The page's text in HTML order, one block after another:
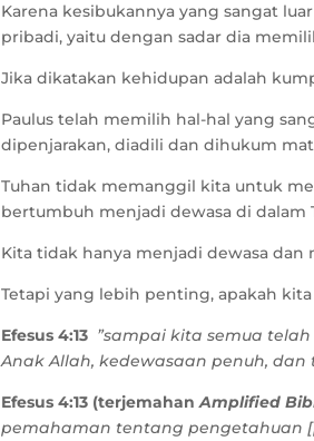
Karena kesibukannya yang sangat
pribadi, yaitu dengan sadar dia
Jika dikatakan kehidupan adalah
Paulus telah memilih hal-hal yang
dipenjarakan, diadili dan dihukum
Tuhan tidak memanggil kita untuk
bertumbuh menjadi dewasa di dalam
Kita tidak hanya menjadi dewasa dan
Tetapi yang lebih penting, apakah
Efesus 4:13 ”sampai kita semua
Anak Allah, kedewasaan penuh,
Efesus 4:13 (terjemahanAmplified
pemahaman tentang pengetahuan